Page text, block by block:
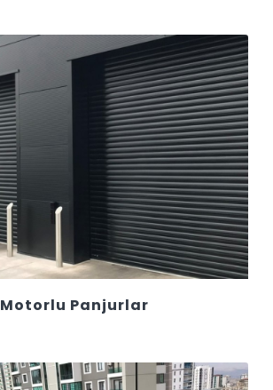
Motorlu Panjurlar